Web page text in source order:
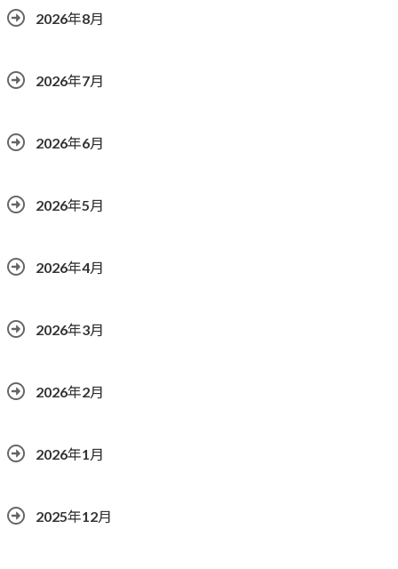
2026年8月
2026年7月
2026年6月
2026年5月
2026年4月
2026年3月
2026年2月
2026年1月
2025年12月